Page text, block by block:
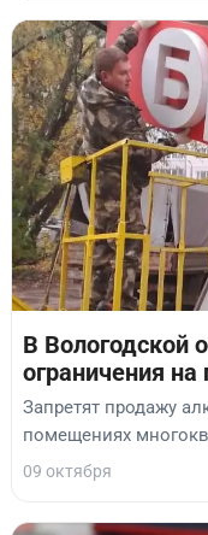
В Вологодской
ограничения
Запретят продажу
помещениях
09 октября